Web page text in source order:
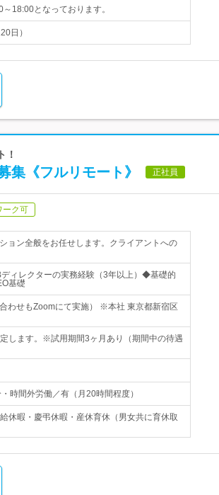
18:00となっております。
日）
！
《フルリモート》 正社員
ーク可
ョン全般をお任せします。クライアントへの
ィレクターの実務経験（3年以上）◆基礎的
基礎
わせもZoomにて実施） ※本社 東京都新宿区
します。※試用期間3ヶ月あり（期間中の待遇
時間外労働／有（月20時間程度）
休暇・慶弔休暇・産休育休（男女共に育休取